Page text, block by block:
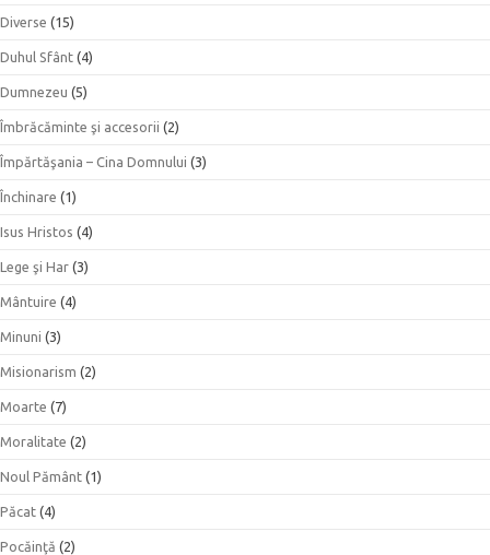
Diverse (15)
Duhul Sfânt (4)
Dumnezeu (5)
Îmbrăcăminte şi accesorii (2)
Împărtăşania – Cina Domnului (3)
Închinare (1)
Isus Hristos (4)
Lege şi Har (3)
Mântuire (4)
Minuni (3)
Misionarism (2)
Moarte (7)
Moralitate (2)
Noul Pământ (1)
Păcat (4)
Pocăinţă (2)